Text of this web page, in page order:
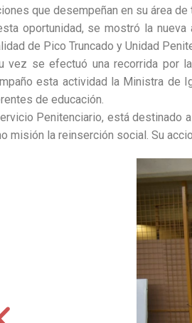
que desempeñan en su área
oportunidad, se mostró la
de Pico Truncado y Unidad
vez se efectuó una recorrida por
esta actividad la Ministra de
de educación.
Penitenciario, está destinado
misión la reinserción social. Su